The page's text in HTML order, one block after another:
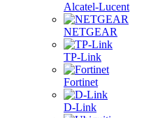
Alcatel-Lucent
NETGEAR
TP-Link
Fortinet
D-Link